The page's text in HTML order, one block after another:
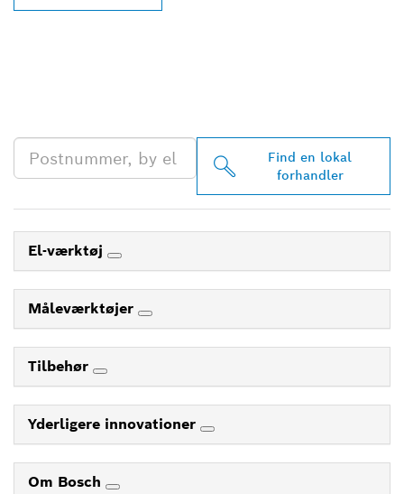
Find en lokal
forhandler
El-værktøj
Måleværktøjer
Tilbehør
Yderligere innovationer
Om Bosch